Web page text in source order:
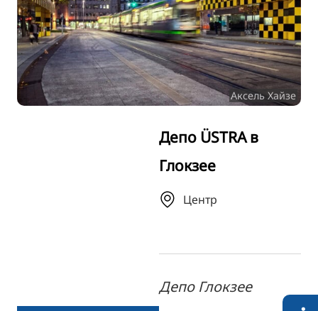
FR
PT
TR
FI
ZH
Аксель Хайзе
Депо ÜSTRA в
Глокзее
Центр
Депо Глокзее